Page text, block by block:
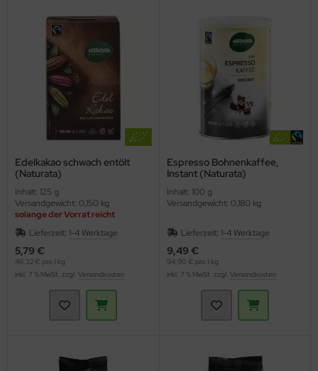
Edelkakao schwach entölt
(Naturata)
Inhalt: 125 g
Versandgewicht: 0,150 kg
solange der Vorrat reicht
Staffelpreise
Lieferzeit: 1-4 Werktage
5,79 €
46,32 € pro 1 kg
inkl. 7 % MwSt. zzgl. Versandkosten
Espresso Bohnenkaffee,
Instant (Naturata)
Inhalt: 100 g
Versandgewicht: 0,180 kg
Lieferzeit: 1-4 Werktage
9,49 €
94,90 € pro 1 kg
inkl. 7 % MwSt. zzgl. Versandkosten